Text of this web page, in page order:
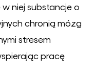
niej substancje o
chronią mózg
stresem
pracę